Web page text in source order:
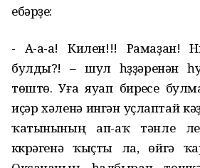
ебәрҙе:
- А-а-а! Килен!!! Рамаҙан!
булды?! – шул һүҙҙәренән
төштө. Уға яуап биреүсе
иҫәр хәленә ингән уҫлаптай
ҡатынының ап-аҡ тәнле үле
күкрәгенә ҡыҫты ла, өйгә